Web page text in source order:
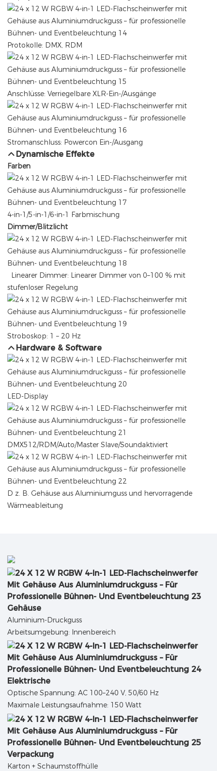
Protokolle: DMX, RDM
Anschlüsse: Verriegelbare XLR-Ein-/Ausgänge
Stromanschluss: Powercon Ein-/Ausgang
Dynamische Effekte
Farben
4-in-1/5-in-1/6-in-1 Farbmischung
Dimmer/Blitzlicht
Linearer Dimmer: Linearer Dimmer von 0–100 % mit
stufenloser Regelung
Stroboskop: 1 – 20 Hz
Hardware & Software
LED-Display
DMX512/RDM/Auto/Master Slave/Soundaktiviert
D z. B. Gehäuse aus Aluminiumguss und hervorragende
Wärmeableitung
Gehäuse
Aluminium-Druckguss
Arbeitsumgebung: Innenbereich
Elektrische
Optische Spannung: AC 100–240 V, 50/60 Hz
Maximale Leistungsaufnahme: 150 Watt
Verpackung
Karton + Schaumstoffhülle